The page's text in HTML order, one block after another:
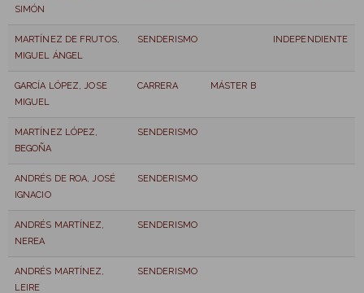
SIMÓN
MARTÍNEZ DE FRUTOS,
MIGUEL ÁNGEL
SENDERISMO INDEPENDIENTE
GARCÍA LÓPEZ, JOSE
MIGUEL
CARRERA MÁSTER B
MARTÍNEZ LÓPEZ,
BEGOÑA
SENDERISMO
ANDRÉS DE ROA, JOSÉ
IGNACIO
SENDERISMO
ANDRÉS MARTÍNEZ,
NEREA
SENDERISMO
ANDRÉS MARTÍNEZ,
LEIRE
SENDERISMO